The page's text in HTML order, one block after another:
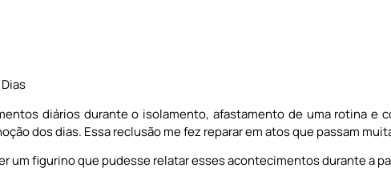
diários durante o isolamento, afastamento de uma rotina e
dos dias. Essa reclusão me fez reparar em atos que passam
um figurino que pudesse relatar esses acontecimentos durante a